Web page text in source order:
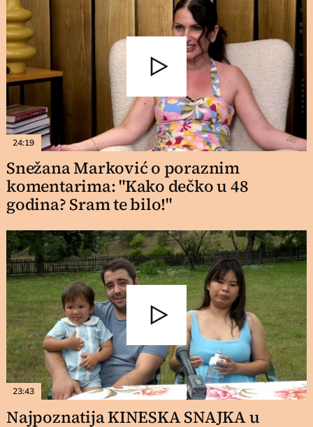
24:19
Snežana Marković o poraznim
komentarima: "Kako dečko u 48
godina? Sram te bilo!"
23:43
Najpoznatija KINESKA SNAJKA u